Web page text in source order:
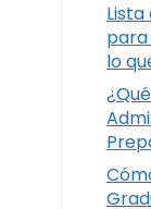
Lista
para
lo